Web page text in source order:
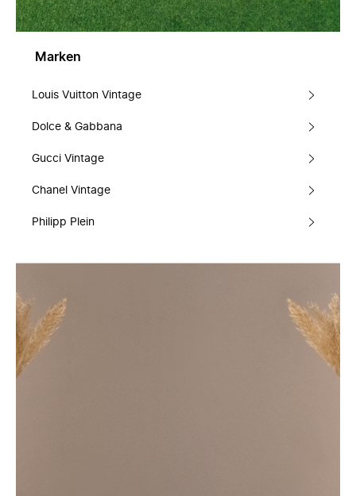
Marken
Louis Vuitton Vintage
Dolce & Gabbana
Gucci Vintage
Chanel Vintage
Philipp Plein